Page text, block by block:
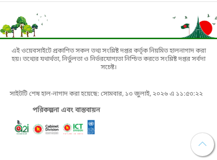
এই ওয়েবসাইটে প্রকাশিত সকল তথ্য সংশ্লিষ্ট দপ্তর কর্তৃক নিয়মিত হালনাগাদ করা
হয়। তথ্যের যথার্থতা, নির্ভুলতা ও নির্ভরযোগ্যতা নিশ্চিত করতে সংশ্লিষ্ট দপ্তর সর্বদা
সচেষ্ট।
সাইটটি শেষ হাল-নাগাদ করা হয়েছে: সোমবার, ১৩ জুলাই, ২০২৬ এ ১১:৫৩:২২
পরিকল্পনা এবং বাস্তবায়ন